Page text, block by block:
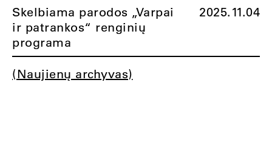
Skelbiama parodos „Varpai
ir patrankos“ renginių
programa
2025.11.04
(Naujienų archyvas)